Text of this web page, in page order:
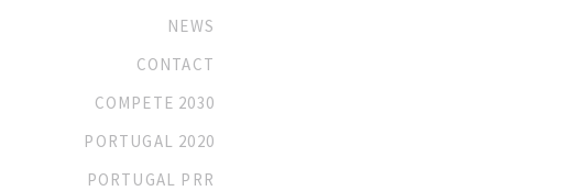
NEWS
CONTACT
COMPETE 2030
PORTUGAL 2020
PORTUGAL PRR